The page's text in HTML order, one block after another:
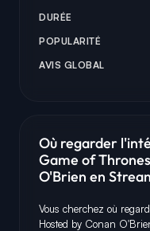
DURÉE
POPULARITÉ
AVIS GLOBAL
Où regarder
Game of
O'Brien en
Vous cherchez où
Hosted by Conan